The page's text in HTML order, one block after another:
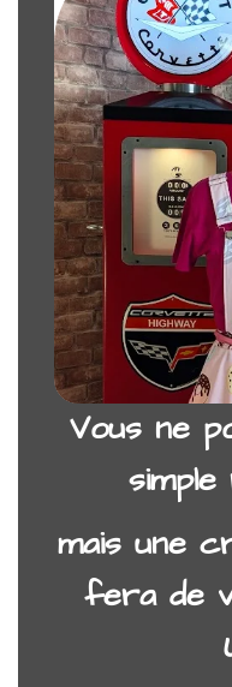
Vous ne
mais une
fera de